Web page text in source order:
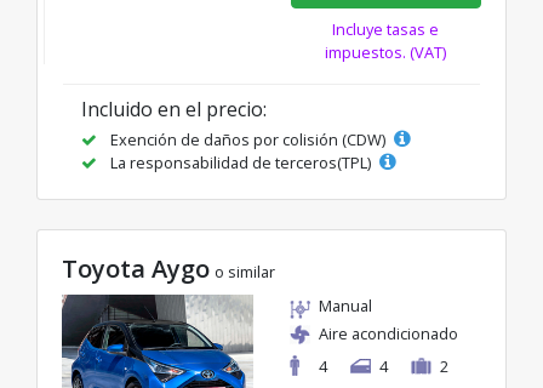
Incluye tasas e
impuestos. (VAT)
Incluido en el precio:
Exención de daños por colisión (CDW)
La responsabilidad de terceros(TPL)
Toyota Aygo o similar
Manual
Aire acondicionado
4
4 2